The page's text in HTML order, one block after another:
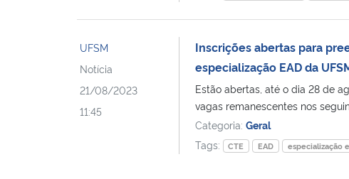
UFSM
Notícia
21/08/2023
11:45
Inscrições abertas para
especialização EAD da
Estão abertas, até o dia 28 de
vagas remanescentes nos
Categoria: Geral
Tags:
CTE EAD especialização